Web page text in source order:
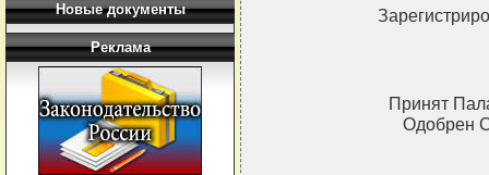
Новые документы
Реклама
Принят
Одобрен